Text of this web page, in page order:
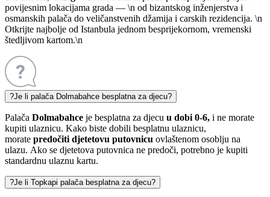
povijesnim lokacijama grada — \n od bizantskog inženjerstva i
osmanskih palača do veličanstvenih džamija i carskih rezidencija. \n
Otkrijte najbolje od Istanbula jednom besprijekornom, vremenski
štedljivom kartom.\n
?Je li palača Dolmabahce besplatna za djecu?
Palača Dolmabahce je besplatna za djecu u dobi 0-6, i ne morate
kupiti ulaznicu. Kako biste dobili besplatnu ulaznicu,
morate predočiti djetetovu putovnicu ovlaštenom osoblju na
ulazu. Ako se djetetova putovnica ne predoči, potrebno je kupiti
standardnu ulaznu kartu.
?Je li Topkapi palača besplatna za djecu?